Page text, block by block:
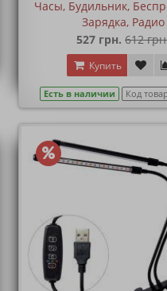
Часы, Будильник,
Зарядка, Радио
527 грн. 612
Купить
Есть в наличии Код